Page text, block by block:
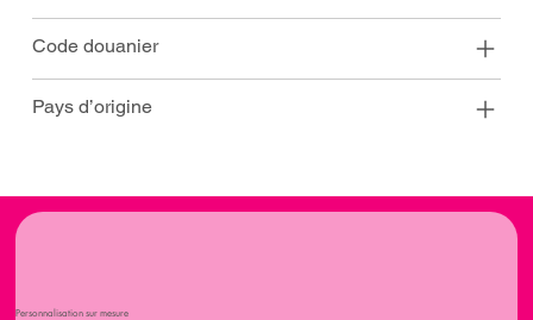
Code douanier
Pays d’origine
Personnalisation sur mesure